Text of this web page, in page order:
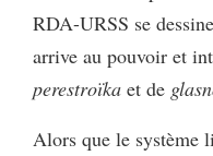
RDA-URSS se
arrive au pouvoir et
perestroïka et de
Alors que le système